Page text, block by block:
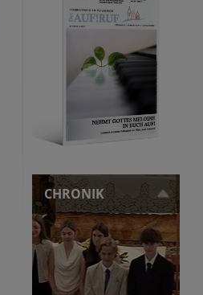
CHRONIK